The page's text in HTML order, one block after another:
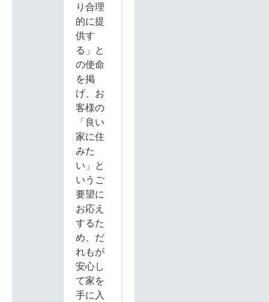
り合理
的に提
供す
る」と
の使命
を掲
げ、お
客様の
「良い
家に住
みた
い」と
いうご
要望に
お応え
するた
め、だ
れもが
安心し
て家を
手に入